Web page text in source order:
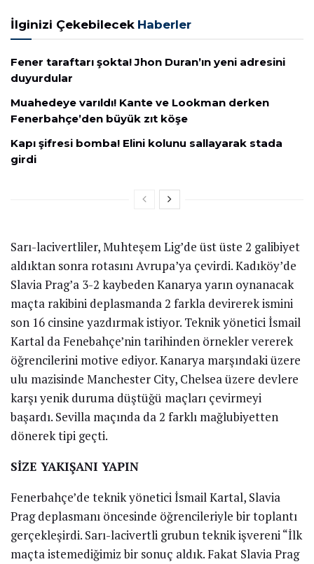
İlginizi Çekebilecek Haberler
Fener taraftarı şokta! Jhon Duran’ın yeni adresini
duyurdular
Muahedeye varıldı! Kante ve Lookman derken
Fenerbahçe’den büyük zıt köşe
Kapı şifresi bomba! Elini kolunu sallayarak stada
girdi
Sarı-lacivertliler, Muhteşem Lig’de üst üste 2 galibiyet
aldıktan sonra rotasını Avrupa’ya çevirdi. Kadıköy’de
Slavia Prag’a 3-2 kaybeden Kanarya yarın oynanacak
maçta rakibini deplasmanda 2 farkla devirerek ismini
son 16 cinsine yazdırmak istiyor. Teknik yönetici İsmail
Kartal da Fenebahçe’nin tarihinden örnekler vererek
öğrencilerini motive ediyor. Kanarya marşındaki üzere
ulu mazisinde Manchester City, Chelsea üzere devlere
karşı yenik duruma düştüğü maçları çevirmeyi
başardı. Sevilla maçında da 2 farklı mağlubiyetten
dönerek tipi geçti.
SİZE YAKIŞANI YAPIN
Fenerbahçe’de teknik yönetici İsmail Kartal, Slavia
Prag deplasmanı öncesinde öğrencileriyle bir toplantı
gerçekleşirdi. Sarı-lacivertli grubun teknik işvereni “İlk
maçta istemediğimiz bir sonuç aldık. Fakat Slavia Prag